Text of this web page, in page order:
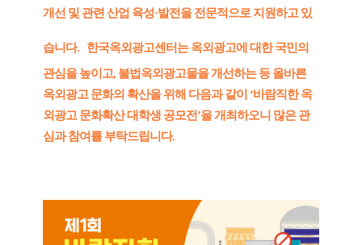
개선 및 관련 산업 육성·발전을 전문적으로 지원하고 있
습니다.
한국옥외광고센터는 옥외광고에 대한 국민의
관심을 높이고, 불법옥외광고물을 개선하는 등 올바른
옥외광고 문화의 확산을 위해 다음과 같이 ‘바람직한 옥
외광고 문화확산 대학생 공모전’을 개최하오니 많은 관
심과 참여를 부탁드립니다.